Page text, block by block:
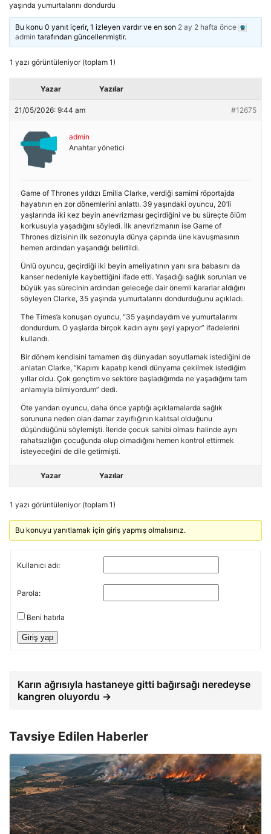
yaşında yumurtalarını dondurdu
Bu konu 0 yanıt içerir, 1 izleyen vardır ve en son 2 ay 2 hafta önce
admin tarafından güncellenmiştir.
1 yazı görüntüleniyor (toplam 1)
Yazar Yazılar
21/05/2026: 9:44 am #12675
admin
Anahtar yönetici
Game of Thrones yıldızı Emilia Clarke, verdiği samimi röportajda
hayatının en zor dönemlerini anlattı. 39 yaşındaki oyuncu, 20’li
yaşlarında iki kez beyin anevrizması geçirdiğini ve bu süreçte ölüm
korkusuyla yaşadığını söyledi. İlk anevrizmanın ise Game of
Thrones dizisinin ilk sezonuyla dünya çapında üne kavuşmasının
hemen ardından yaşandığı belirtildi.
Ünlü oyuncu, geçirdiği iki beyin ameliyatının yanı sıra babasını da
kanser nedeniyle kaybettiğini ifade etti. Yaşadığı sağlık sorunları ve
büyük yas sürecinin ardından geleceğe dair önemli kararlar aldığını
söyleyen Clarke, 35 yaşında yumurtalarını dondurduğunu açıkladı.
The Times’a konuşan oyuncu, “35 yaşındaydım ve yumurtalarımı
dondurdum. O yaşlarda birçok kadın aynı şeyi yapıyor” ifadelerini
kullandı.
Bir dönem kendisini tamamen dış dünyadan soyutlamak istediğini de
anlatan Clarke, “Kapımı kapatıp kendi dünyama çekilmek istediğim
yıllar oldu. Çok gençtim ve sektöre başladığımda ne yaşadığımı tam
anlamıyla bilmiyordum” dedi.
Öte yandan oyuncu, daha önce yaptığı açıklamalarda sağlık
sorununa neden olan damar zayıflığının kalıtsal olduğunu
düşündüğünü söylemişti. İleride çocuk sahibi olması halinde aynı
rahatsızlığın çocuğunda olup olmadığını hemen kontrol ettirmek
isteyeceğini de dile getirmişti.
Yazar Yazılar
1 yazı görüntüleniyor (toplam 1)
Bu konuyu yanıtlamak için giriş yapmış olmalısınız.
Kullanıcı adı:
Parola:
Beni hatırla
Giriş yap
Karın ağrısıyla hastaneye gitti bağırsağı neredeyse
kangren oluyordu →
Tavsiye Edilen Haberler